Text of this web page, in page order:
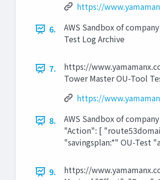
https://
6.
AWS Sandbox of
Test Log Archive
7.
https://
Tower Master OU-Tool
https://
8.
AWS Sandbox of
"Action": [
"savingsplan:*" OU-Test
9.
https://